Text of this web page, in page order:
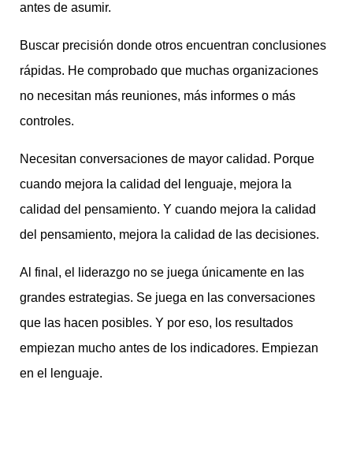
antes de asumir.
Buscar precisión donde otros encuentran conclusiones
rápidas. He comprobado que muchas organizaciones
no necesitan más reuniones, más informes o más
controles.
Necesitan conversaciones de mayor calidad. Porque
cuando mejora la calidad del lenguaje, mejora la
calidad del pensamiento. Y cuando mejora la calidad
del pensamiento, mejora la calidad de las decisiones.
Al final, el liderazgo no se juega únicamente en las
grandes estrategias. Se juega en las conversaciones
que las hacen posibles. Y por eso, los resultados
empiezan mucho antes de los indicadores. Empiezan
en el lenguaje.